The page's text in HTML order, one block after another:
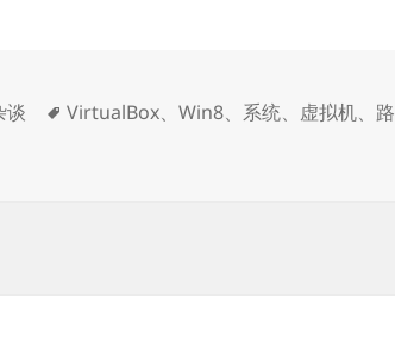
谈
标
VirtualBox、Win8、 系统、 虚拟机、 路